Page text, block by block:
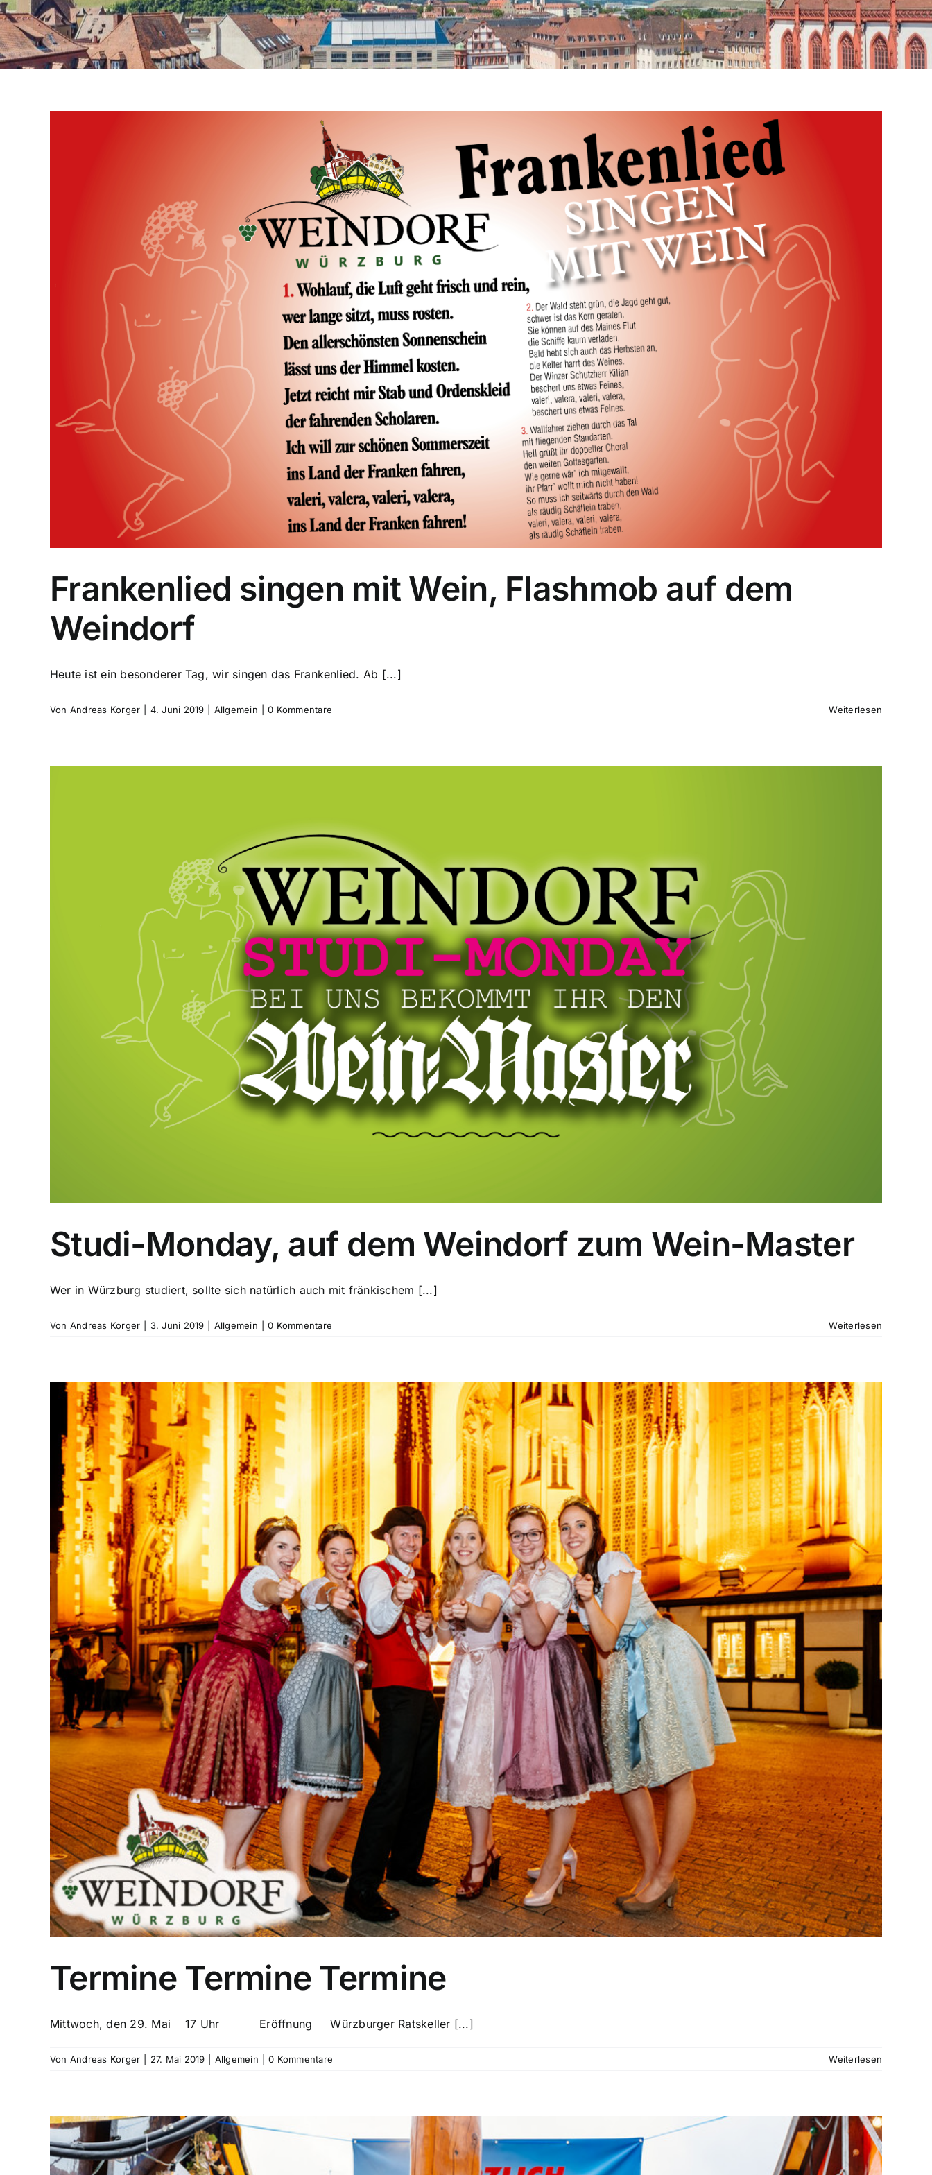
Frankenlied singen mit Wein, Flashmob auf dem
Weindorf
Heute ist ein besonderer Tag, wir singen das Frankenlied. Ab [...]
Von Andreas Korger 4. Juni 2019 Allgemein 0 Kommentare Weiterlesen
Studi-Monday, auf dem Weindorf zum Wein-Master
Wer in Würzburg studiert, sollte sich natürlich auch mit fränkischem [...]
Von Andreas Korger 3. Juni 2019 Allgemein 0 Kommentare Weiterlesen
Termine Termine Termine
Mittwoch, den 29. Mai 17 Uhr Eröffnung Würzburger Ratskeller [...]
Von Andreas Korger 27. Mai 2019 Allgemein 0 Kommentare Weiterlesen